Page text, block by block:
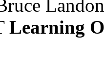
Learning